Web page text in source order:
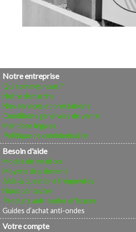
Notre entreprise
Qui sommes nous ?
Notre démarche
Nos services et prestations
Conditions générales de vente
Mentions légales
Politique de confidentialité
Besoin d'aide
Modes de livraison
Moyens de paiement
Aide & questions fréquentes
Nous contacter
Produits anti-ondes efficaces
Guides d’achat anti-ondes
Votre compte